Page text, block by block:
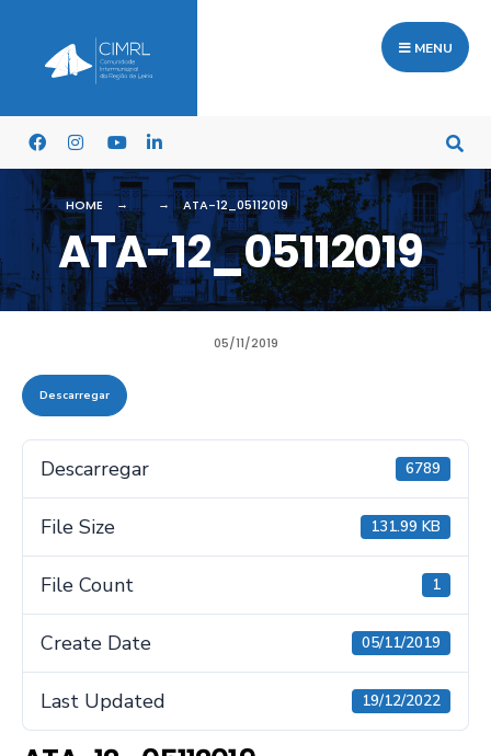
MENU
HOME ATA-12_05112019
ATA-12_05112019
05/11/2019
Descarregar
Descarregar 6789
File Size 131.99 KB
File Count 1
Create Date 05/11/2019
Last Updated 19/12/2022